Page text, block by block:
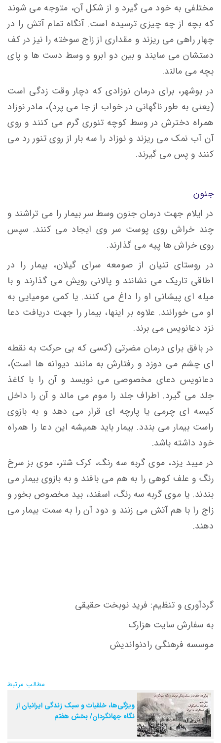
مختلفی به خود می گیرد و از شکل آن، متوجه می شوند
که بچه از چه چیزی ترسیده است. آنگاه تمام آتش را در
چهار راهی می ریزند و مقداری از زاج سوخته را نیز در کف
دستشان می سایند و بین دو ابرو و وسط دست ها و پای
بچه می مالند.
در بوشهر، برای درمان نوزادی که دچار وقت زدگی است
(یعنی به طور ناگهانی در خواب از جا می پرد)، مادر نوزاد
همراه دخترش در وسط کوچه تنوری گرم می کنند و روی
آن آب نمک می ریزند و نوزاد را سه بار از روی تنور رد می
کنند و پس می گیرند.
جنون
در ایلام جهت درمان جنون وسط سر بیمار را می تراشند و
چند خراش روی پوست سر وی ایجاد می کنند. سپس
روی خراش ها پیه می گذارند.
در روستای تنيان از صومعه سرای گیلان، بيمار را در
اطاقی تاريک می نشانند و پالانی رويش می گذارند و با
ميله ای پيشانی او را داغ می كنند. یا كمی موميايی به
او می خورانند. علاوه بر اينها، بيمار را جهت دریافت دعا
نزد دعانويس می برند.
در بافق برای درمان مضرتی (کسی که بی حرکت به نقطه
ای چشم می دوزد و رفتارش به مانند دیوانه ها است)،
دعانویس دعای مخصوصی می نویسد و آن را با کاغذ
جلد می گیرد. اطراف جلد را موم می مالد و آن را داخل
کیسه ای چرمی یا پارچه ای قرار می دهد و به بازوی
راست بیمار می بندد. بیمار باید همیشه این دعا را همراه
خود داشته باشد.
در میبد یزد، موی گربه سه رنگ، کرک شتر، موی بز سرخ
رنگ و علف کوهی را به هم می بافند و به بازوی بیمار می
بندند. یا موی گربه سه رنگ، اسفند، بید مخصوص بخور و
زاج را با هم آتش می زنند و دود آن را به سمت بیمار می
دهند.
گردآوری و تنظیم: فرید نوبخت حقیقی
به سفارش سایت هزارک
موسسه فرهنگی رادنواندیش
مطالب مرتبط
ویژگی‌ها، خلقیات و سبک زندگی ایرانیان از
نگاه جهانگردان/ بخش هفتم